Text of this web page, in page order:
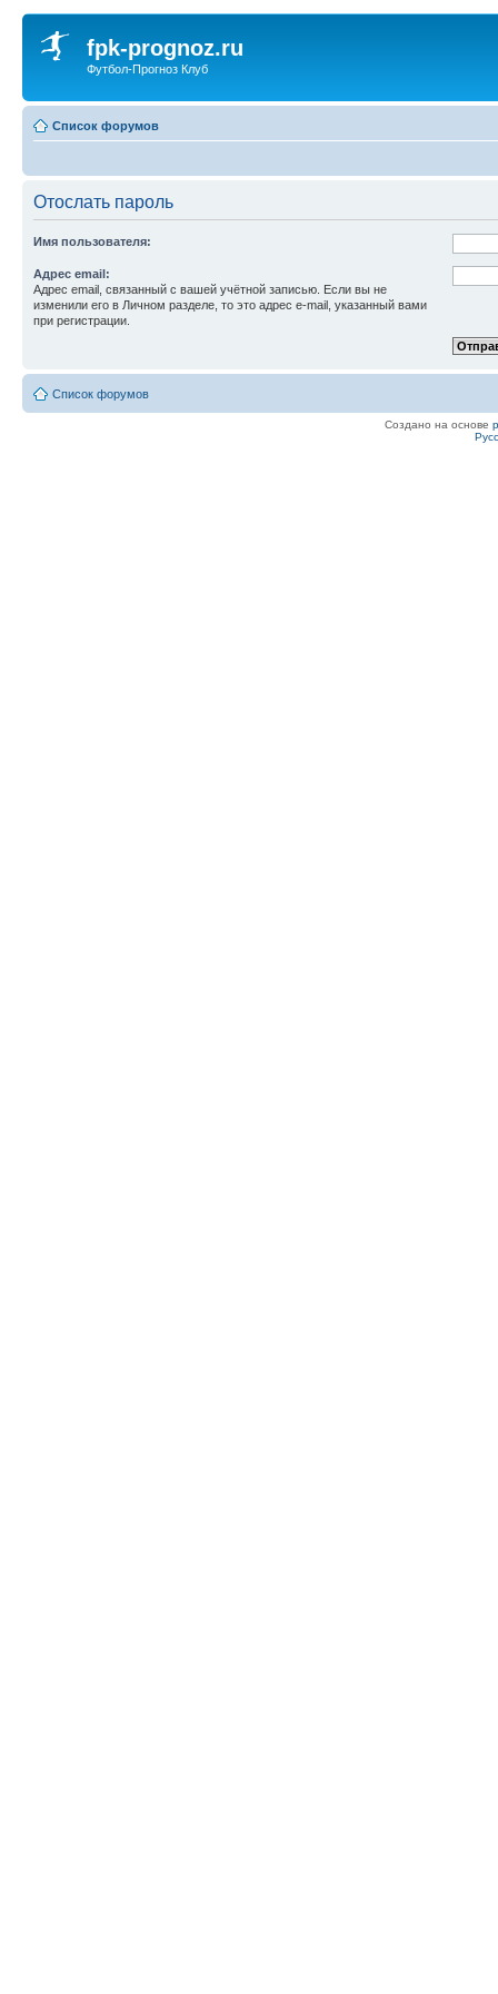
fpk-prognoz.ru
Футбол-Прогноз Клуб
Список форумов
Отослать пароль
Имя пользователя:
Адрес email:
Адрес email, связанный с вашей учётной записью. Если вы не
изменили его в Личном разделе, то это адрес e-mail, указанный вами
при регистрации.
Список форумов
Создано на основе